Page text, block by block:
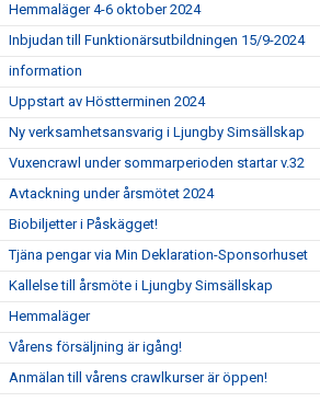
Hemmaläger 4-6 oktober 2024
Inbjudan till Funktionärsutbildningen 15/9-2024
information
Uppstart av Höstterminen 2024
Ny verksamhetsansvarig i Ljungby Simsällskap
Vuxencrawl under sommarperioden startar v.32
Avtackning under årsmötet 2024
Biobiljetter i Påskägget!
Tjäna pengar via Min Deklaration-Sponsorhuset
Kallelse till årsmöte i Ljungby Simsällskap
Hemmaläger
Vårens försäljning är igång!
Anmälan till vårens crawlkurser är öppen!